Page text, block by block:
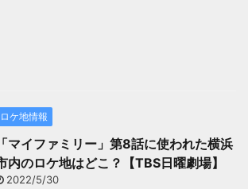
ロケ地情報
「マイファミリー」第8話に使われた横浜
内のロケ地はどこ？【TBS日曜劇場】
2022/5/30